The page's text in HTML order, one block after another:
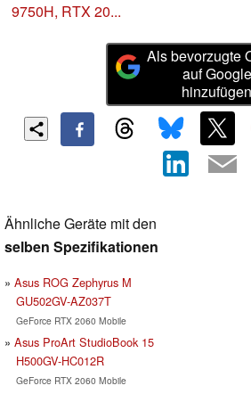
9750H, RTX 20...
Als bevorzugte
auf Google
hinzufügen
Ähnliche Geräte mit den
selben Spezifikationen
Asus ROG Zephyrus M
GU502GV-AZ037T
GeForce RTX 2060 Mobile
Asus ProArt StudioBook 15
H500GV-HC012R
GeForce RTX 2060 Mobile